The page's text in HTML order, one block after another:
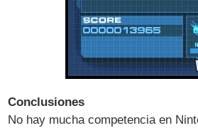
Conclusiones
No hay mucha competencia en